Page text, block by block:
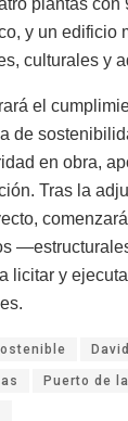
y un edificio
culturales y
el
de
en obra,
Tras la
licitar y
Puerto de